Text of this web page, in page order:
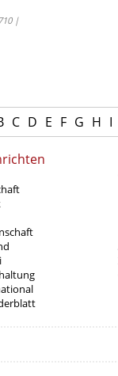
|
C D E F G H I